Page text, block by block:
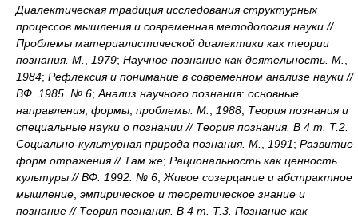
Диалектическая традиция исследования структурных
процессов мышления и современная методология науки //
Проблемы материалистической диалектики как теории
познания. М.
1979; Научное познание как деятельность. М.
1984; Рефлексия и понимание в современном анализе науки //
ВФ. 1985. № 6; Анализ научного познания: основные
направления, формы проблемы. М. 1988; Теория познания и
специальные науки о познании // Теория познания. В 4 т. Т.2.
Социально-культурная природа познания. М.
1991; Развитие
форм отражения // Там же; Рациональность как ценность
культуры // ВФ. 1992. № 6; Живое созерцание и абстрактное
мышление эмпирическое и теоретическое знание и
познание // Теория познания. В 4 т. Т.3. Познание как